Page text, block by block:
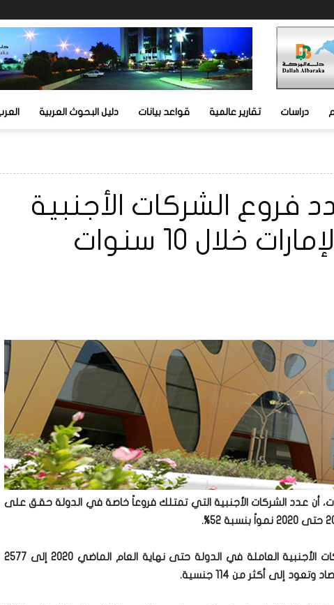
دراسات تقارير عالمية قواعد بيانات دليل البحوث العربية
عدد فروع الشركات الأجنبية
خلال 10 سنوات
أن عدد الشركات الأجنبية التي تمتلك فروعاً خاصة في الدولة حقق على
ووصل العدد الإجمالي لفروع الشركات الأجنبية العاملة في الدولة حتى نهاية العام الماضي 2020 إلى 2577
إلى أكثر من 114 جنسية.